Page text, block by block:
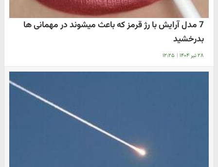
7 مدل آرایش با رژ قرمز که باعث میشوند در مهمانی ها
بدرخشید
۲۸ تیر ۱۴۰۴ | ۱۲:۲۵